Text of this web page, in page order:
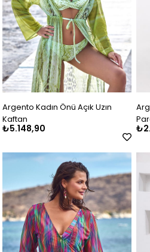
Argento Kadın Önü Açık Uzın
Kaftan
₺5.148,90